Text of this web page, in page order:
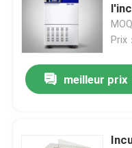
Prix
meilleur prix